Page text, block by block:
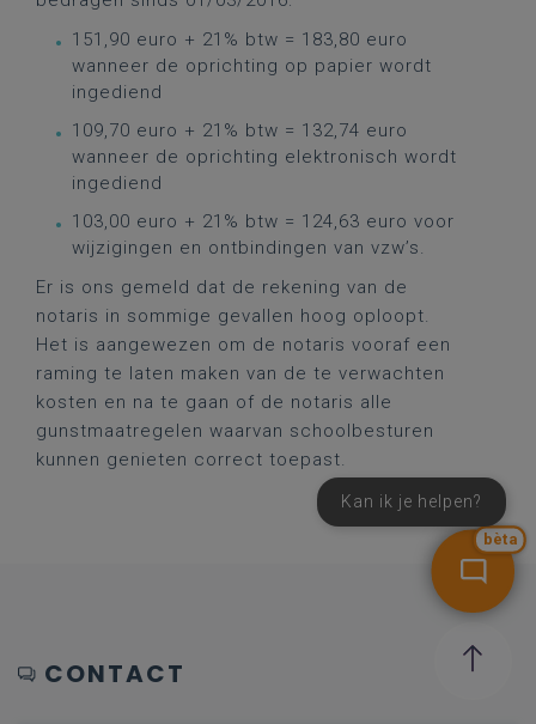
151,90 euro + 21% btw = 183,80 euro
wanneer de oprichting op papier wordt
ingediend
109,70 euro + 21% btw = 132,74 euro
wanneer de oprichting elektronisch wordt
ingediend
103,00 euro + 21% btw = 124,63 euro voor
wijzigingen en ontbindingen van vzw’s.
Er is ons gemeld dat de rekening van de
notaris in sommige gevallen hoog oploopt.
Het is aangewezen om de notaris vooraf een
raming te laten maken van de te verwachten
kosten en na te gaan of de notaris alle
gunstmaatregelen waarvan schoolbesturen
kunnen genieten correct toepast.
CONTACT
bèta
Kan ik je helpen?